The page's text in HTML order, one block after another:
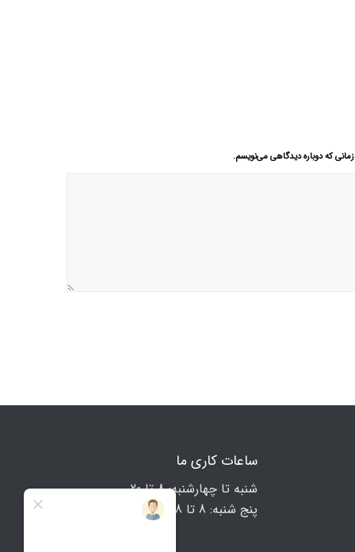
که دوباره دیدگاهی می‌نویسم.
ساعات کاری ما
شنبه تا چهارشنبه: 8 تا 20
پنج شنبه: 8 تا 18